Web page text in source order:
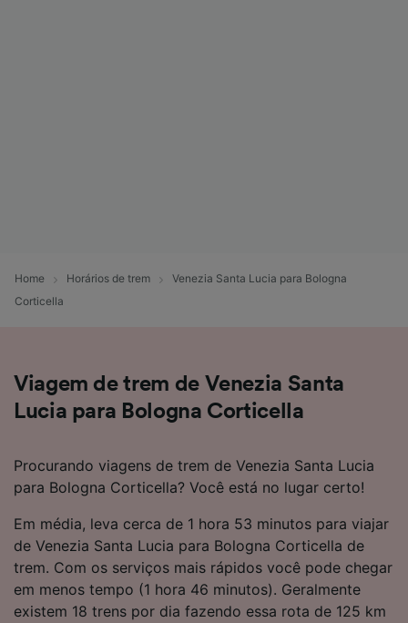
Home Horários de trem
Venezia Santa Lucia para Bologna
Corticella
Viagem de trem de Venezia Santa
Lucia para Bologna Corticella
Procurando viagens de trem de Venezia Santa Lucia
para Bologna Corticella? Você está no lugar certo!
Em média, leva cerca de 1 hora 53 minutos para viajar
de Venezia Santa Lucia para Bologna Corticella de
trem. Com os serviços mais rápidos você pode chegar
em menos tempo (1 hora 46 minutos). Geralmente
existem 18 trens por dia fazendo essa rota de 125 km